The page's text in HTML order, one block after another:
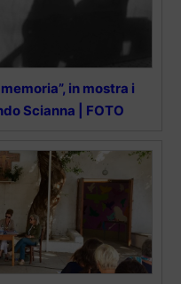
in mostra i
Scianna | FOTO